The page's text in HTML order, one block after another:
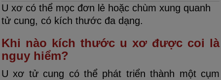
U xơ có thể mọc đơn lẻ hoặc chùm xung quanh
tử cung, có kích thước đa dạng.
Khi nào kích thước u xơ được coi là
nguy hiểm?
U xơ tử cung có thể phát triển thành một cụm